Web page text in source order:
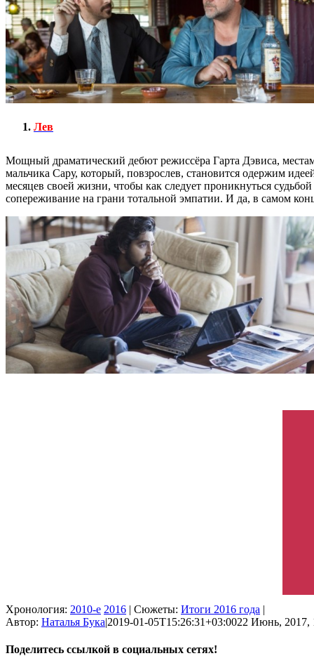
Лев
Мощный драматический дебют режиссёра Гарта Дэвиса,
мальчика Сару, который, повзрослев, становится одержим
месяцев своей жизни, чтобы как следует проникнуться
сопереживание на грани тотальной эмпатии. И да, в самом
Хронология: 2010-е 2016 | Сюжеты: Итоги 2016 года |
Автор: Наталья Бука|2019-01-05T15:26:31+03:0022 Июнь, 2017,
Поделитесь ссылкой в социальных сетях!